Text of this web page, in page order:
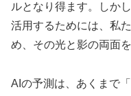
ルとなり得ます。しか
活用するためには、私
め、その光と影の両面
AIの予測は、あくまで